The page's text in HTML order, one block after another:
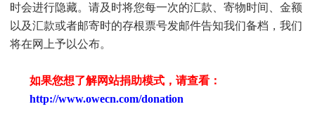
时会进行隐藏。请及时将您每一次的汇款、寄物时间、金额
以及汇款或者邮寄时的存根票号发邮件告知我们备档，我们
将在网上予以公布。
如果您想了解网站捐助模式，请查看：
http://www.owecn.com/donation